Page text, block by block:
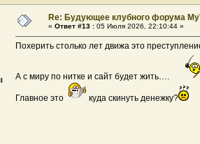
Re: Будующее клубного форума
« Ответ #13 : 05 Июля 2026, 22:10:44 »
Похерить столько лет движа это
А с миру по нитке и сайт будет жить….
Главное это куда скинуть денежку?